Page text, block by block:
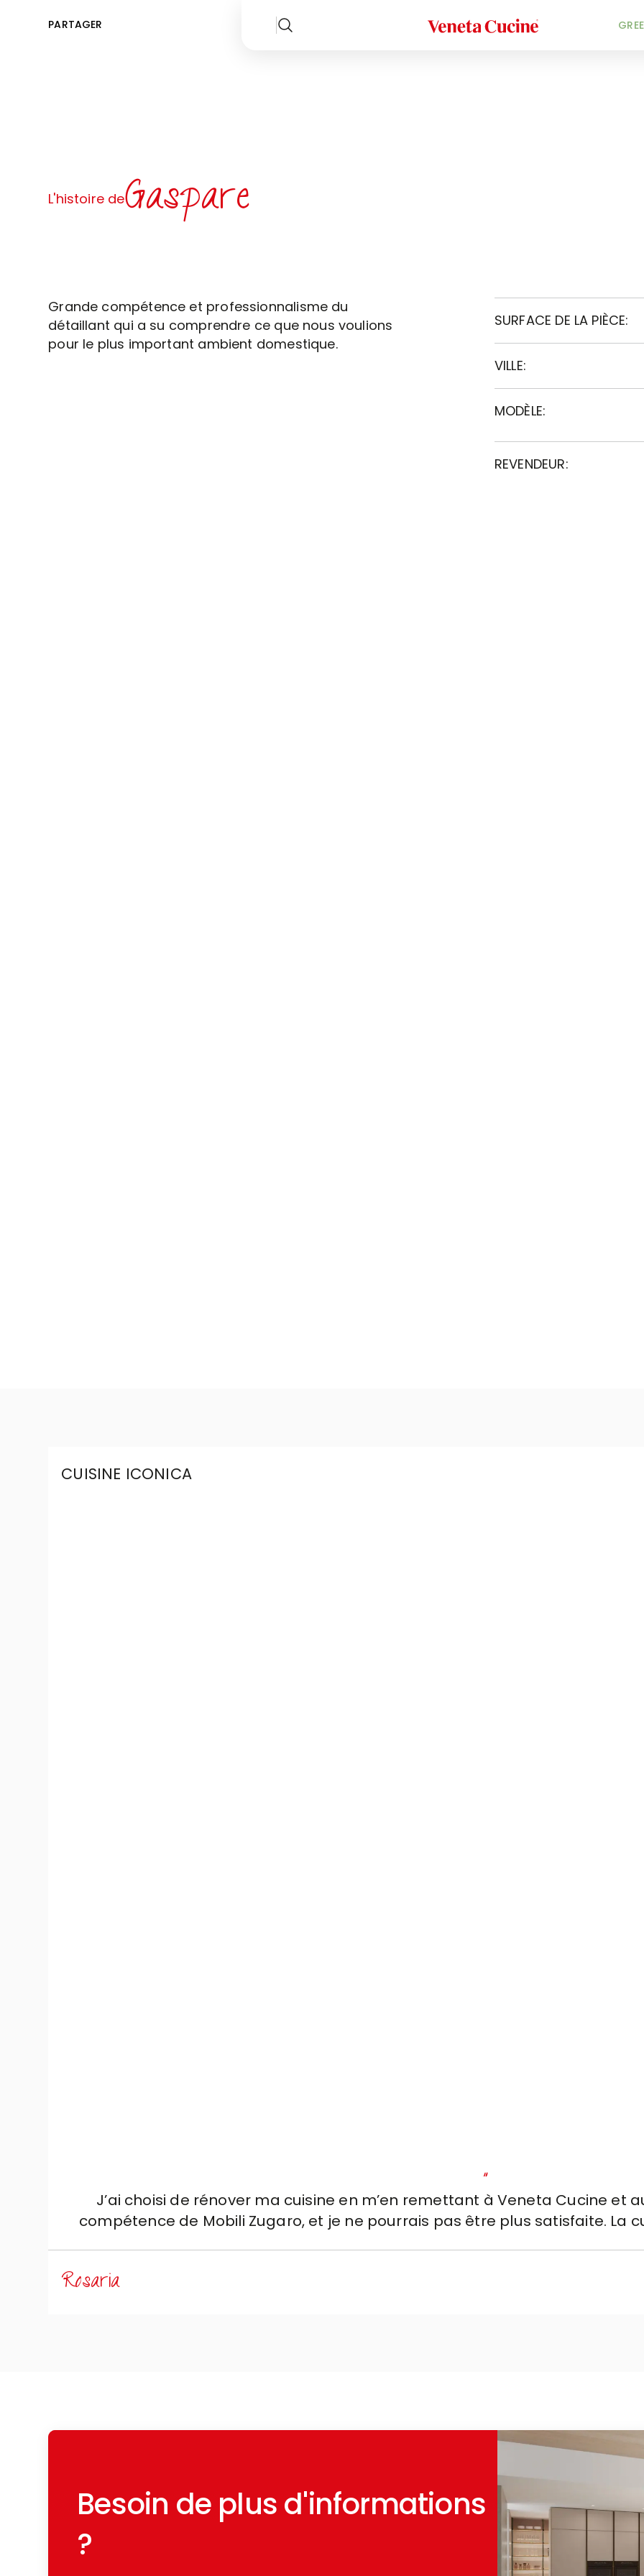
PARTAGER Veneta Cucine
L'histoire deGaspare
Grande compétence et professionnalisme du
détaillant qui a su comprendre ce que nous voulions
pour le plus important ambient domestique.
SURFACE DE LA PIÈCE:
VILLE:
MODÈLE:
REVENDEUR:
CUISINE ICONICA
"
J’ai choisi de rénover ma cuisine en m’en remettant à Veneta Cucine et
compétence de Mobili Zugaro, et je ne pourrais pas être plus satisfaite. La
une année entière avec patience, disponibilité et grande attention,
Rosaria
Besoin de plus d'informations
?